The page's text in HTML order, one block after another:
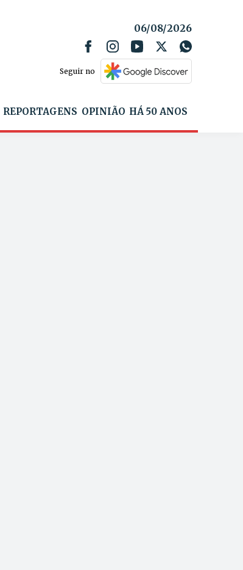
06/08/2026
Seguir no
REPORTAGENS OPINIÃO HÁ 50 ANOS